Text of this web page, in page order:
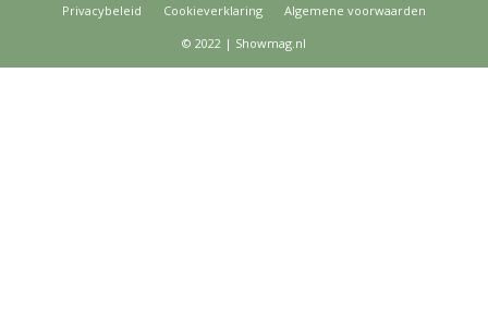
Privacybeleid Cookieverklaring
Algemene voorwaarden
© 2022 | Showmag.nl